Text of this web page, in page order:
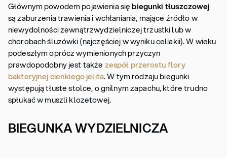
Głównym powodem pojawienia siębiegunki tłuszczowej
są zaburzenia trawienia i wchłaniania, mające źródło w
niewydolności zewnątrzwydzielniczej trzustki lub w
chorobach śluzówki (najczęściej w wyniku celiakii). W wieku
podeszłym oprócz wymienionych przyczyn
prawdopodobny jest także zespół przerostu flory
bakteryjnej cienkiego jelita. W tym rodzaju biegunki
występują tłuste stolce, o gnilnym zapachu, które trudno
spłukać w muszli klozetowej.
BIEGUNKA WYDZIELNICZA